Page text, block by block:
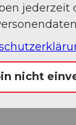
jederzeit
nicht